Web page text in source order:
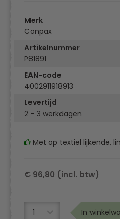
Merk
Conpax
Artikelnummer
P81891
EAN-code
4002911918913
Levertijd
2 - 3 werkdagen
Met op textiel lijkende,
€ 96,80 (incl. btw)
In